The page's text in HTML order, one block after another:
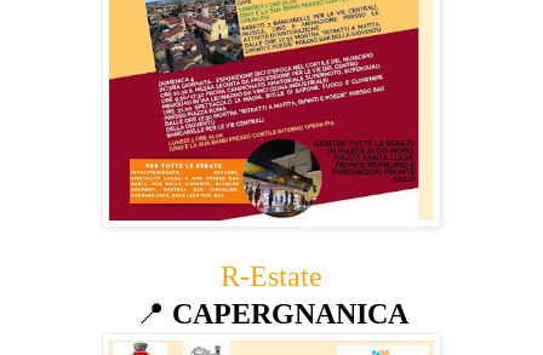
R-Estate
📍 CAPERGNANICA